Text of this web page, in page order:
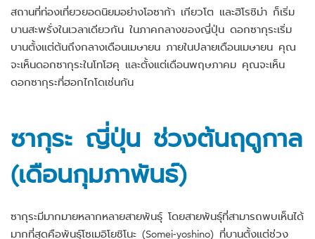
สถานที่ท่องเที่ยวยอดนิยมอย่างโอซาก้า เกียวโต และฮิโรชิม่า ก็เริ่ม
บานสะพรั่งในเวลาเดียวกัน ในภาคกลางของญี่ปุ่น ดอกซากุระเริ่ม
บานตั้งแต่ต้นถึงกลางเดือนเมษายน ภายในปลายเดือนเมษายน คุณ
จะเห็นดอกซากุระในโทโฮคุ และตั้งแต่เดือนพฤษภาคม คุณจะเห็น
ดอกซากุระที่ฮอกไกโดเช่นกัน
ซากุระ ญี่ปุ่น ช่วงต้นฤดูกาล
(เดือนกุมภาพันธ์)
ซากุระมีมากมายหลากหลายสายพันธุ์ โดยสายพันธุ์ที่สามารถพบเห็นได้
มากที่สุดคือพันธุ์โซเมอิโยชิโนะ (Somei-yoshino) ที่บานตั้งแต่ช่วง